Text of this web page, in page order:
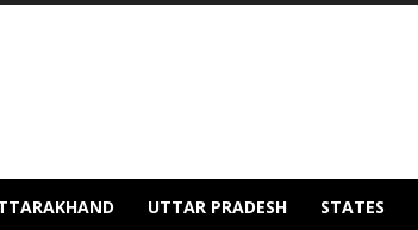
UTTAR PRADESH STATES